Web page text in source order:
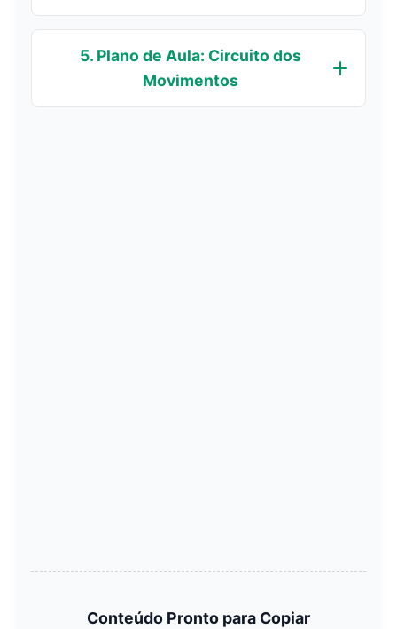
5. Plano de Aula: Circuito dos
Movimentos
Conteúdo Pronto para Copiar